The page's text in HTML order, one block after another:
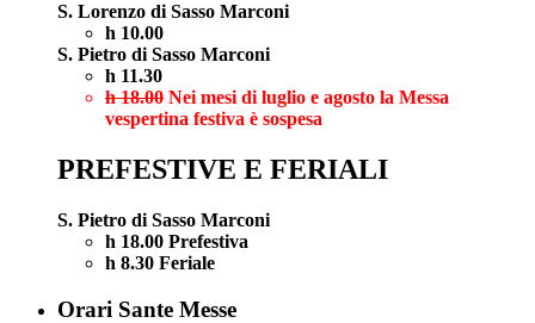
S. Lorenzo di Sasso Marconi
h 10.00
S. Pietro di Sasso Marconi
h 11.30
h 18.00 Nei mesi di luglio e agosto la Messa
vespertina festiva è sospesa
PREFESTIVE E FERIALI
S. Pietro di Sasso Marconi
h 18.00 Prefestiva
h 8.30 Feriale
Orari Sante Messe